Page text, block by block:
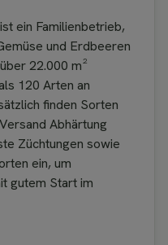
ein Familienbetrieb,
und Erdbeeren
22.000 m²
120 Arten an
finden Sorten
Abhärtung
Züchtungen sowie
ein, um
gutem Start im